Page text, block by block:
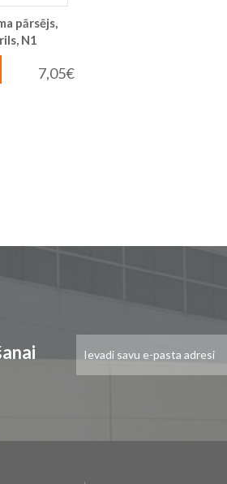
pārsējs,
N1
7,05€
jaunumu